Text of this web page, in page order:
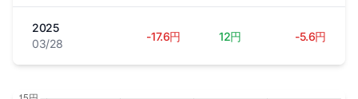
2025
03/28
-17.6円 12円 -5.6円